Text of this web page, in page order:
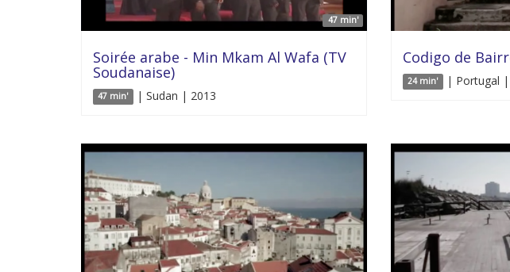
47 min'
Soirée arabe - Min Mkam Al Wafa (TV
Soudanaise)
47 min' | Sudan | 2013
Codigo de
24 min' | Portugal |